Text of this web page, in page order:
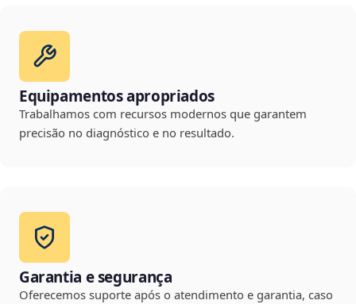
Equipamentos apropriados
Trabalhamos com recursos modernos que garantem
precisão no diagnóstico e no resultado.
Garantia e segurança
Oferecemos suporte após o atendimento e garantia, caso